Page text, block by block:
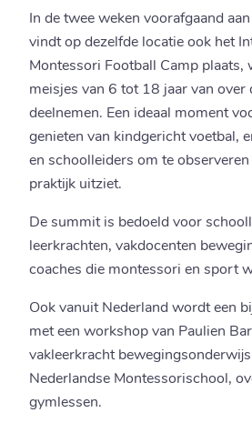
In de twee weken voorafgaand
vindt op dezelfde locatie ook het
Montessori Football Camp plaats,
meisjes van 6 tot 18 jaar van over
deelnemen. Een ideaal moment
genieten van kindgericht voetbal,
en schoolleiders om te
praktijk uitziet.
De summit is bedoeld voor
leerkrachten, vakdocenten
coaches die montessori en sport
Ook vanuit Nederland wordt een
met een workshop van Paulien
vakleerkracht
Nederlandse Montessorischool,
gymlessen.